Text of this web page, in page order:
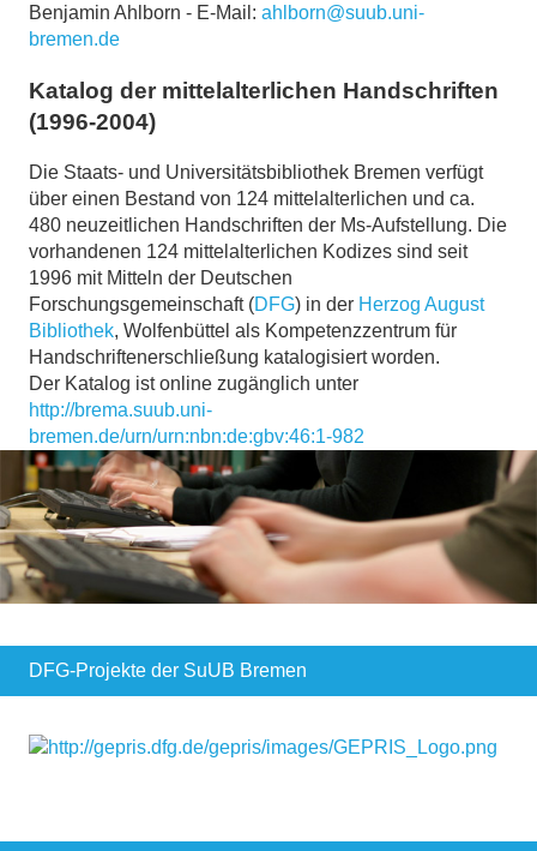
Benjamin Ahlborn - E-Mail: ahlborn@suub.uni-
bremen.de
Katalog der mittelalterlichen Handschriften
(1996-2004)
Die Staats- und Universitätsbibliothek Bremen verfügt
über einen Bestand von 124 mittelalterlichen und ca.
480 neuzeitlichen Handschriften der Ms-Aufstellung. Die
vorhandenen 124 mittelalterlichen Kodizes sind seit
1996 mit Mitteln der Deutschen
Forschungsgemeinschaft (DFG) in der Herzog August
Bibliothek, Wolfenbüttel als Kompetenzzentrum für
Handschriftenerschließung katalogisiert worden.
Der Katalog ist online zugänglich unter
http://brema.suub.uni-
bremen.de/urn/urn:nbn:de:gbv:46:1-982
DFG-Projekte der SuUB Bremen